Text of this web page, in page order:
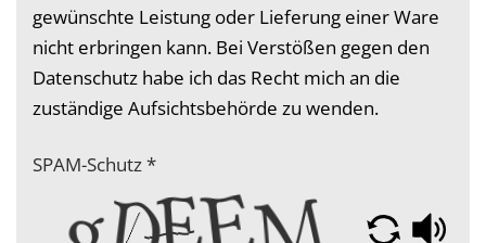
gewünschte Leistung oder Lieferung einer Ware
nicht erbringen kann. Bei Verstößen gegen den
Datenschutz habe ich das Recht mich an die
zuständige Aufsichtsbehörde zu wenden.
SPAM-Schutz*